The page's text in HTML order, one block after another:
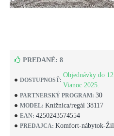
DOSTUPNOSŤ:
Objednávky do
Vianoc 2025.
PARTNERSKÝ PROGRAM: 30
MODEL: Knižnica/regál 38117
EAN: 4250243574554
PREDAJCA: Komfort-nábytok-
PREDANÉ: 8